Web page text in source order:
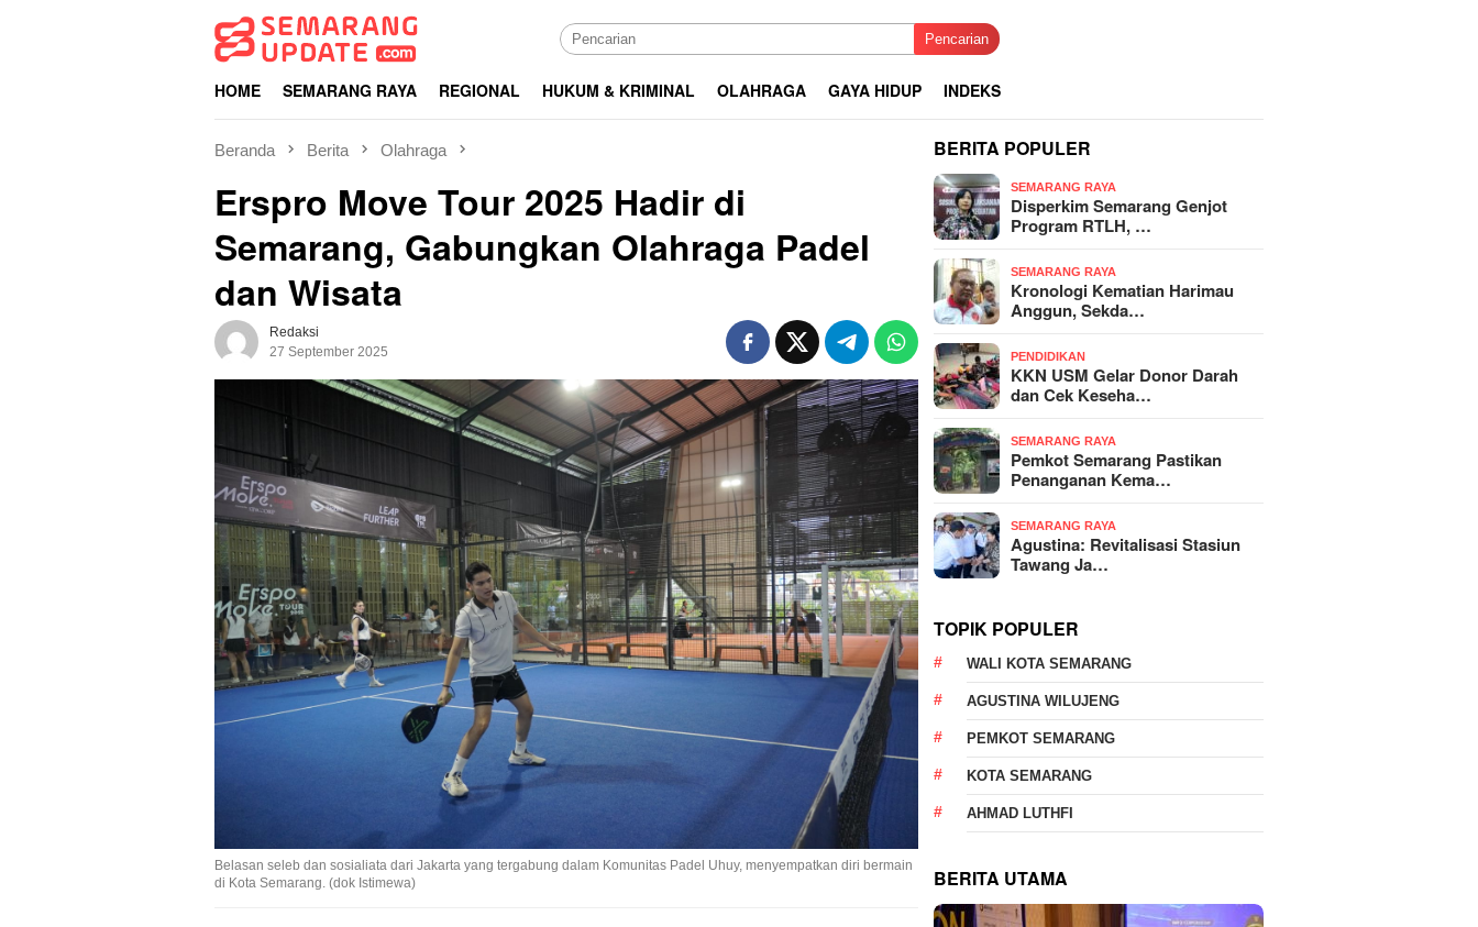
Pencarian
HOME SEMARANG RAYA REGIONAL HUKUM & KRIMINAL OLAHRAGA GAYA HIDUP INDEKS
Beranda Berita Olahraga
Erspro Move Tour 2025 Hadir di
Semarang, Gabungkan Olahraga Padel
dan Wisata
Redaksi
27 September 2025
Belasan seleb dan sosialiata dari Jakarta yang tergabung dalam Komunitas Padel Uhuy, menyempatkan diri bermain
di Kota Semarang. (dok Istimewa)
BERITA POPULER
SEMARANG RAYA
Disperkim Semarang Genjot
Program RTLH, …
SEMARANG RAYA
Kronologi Kematian Harimau
Anggun, Sekda…
PENDIDIKAN
KKN USM Gelar Donor Darah
dan Cek Keseha…
SEMARANG RAYA
Pemkot Semarang Pastikan
Penanganan Kema…
SEMARANG RAYA
Agustina: Revitalisasi Stasiun
Tawang Ja…
TOPIK POPULER
WALI KOTA SEMARANG
AGUSTINA WILUJENG
PEMKOT SEMARANG
KOTA SEMARANG
AHMAD LUTHFI
BERITA UTAMA